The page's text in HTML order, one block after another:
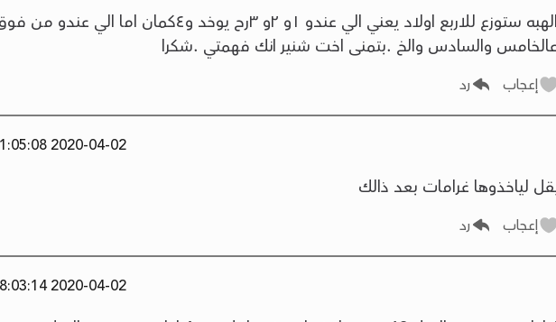
ردا لاختي شنير الهبه ستوزع للاربع اولاد يعني الي عندو ١و ٢و ٣رح يوخد و٤كمان اما الي عندو
إعجاب رد
2020-04-02 11:05:08
إعجاب رد
2020-04-02 08:03:14